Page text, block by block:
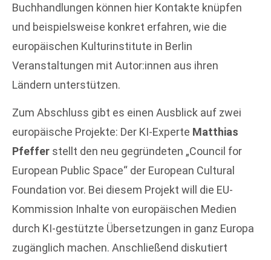
Buchhandlungen können hier Kontakte knüpfen
und beispielsweise konkret erfahren, wie die
europäischen Kulturinstitute in Berlin
Veranstaltungen mit Autor:innen aus ihren
Ländern unterstützen.
Zum Abschluss gibt es einen Ausblick auf zwei
europäische Projekte: Der KI-Experte Matthias
Pfeffer stellt den neu gegründeten „Council for
European Public Space“ der European Cultural
Foundation vor. Bei diesem Projekt will die EU-
Kommission Inhalte von europäischen Medien
durch KI-gestützte Übersetzungen in ganz Europa
zugänglich machen. Anschließend diskutiert